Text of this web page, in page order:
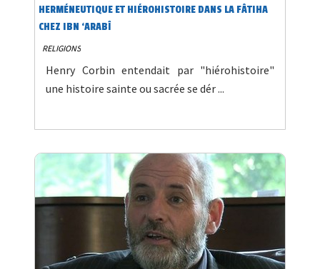
HERMÉNEUTIQUE ET HIÉROHISTOIRE DANS LA FÂTIHA
CHEZ IBN ‘ARABÎ
RELIGIONS
Henry Corbin entendait par "hiérohistoire"
une histoire sainte ou sacrée se dér ...